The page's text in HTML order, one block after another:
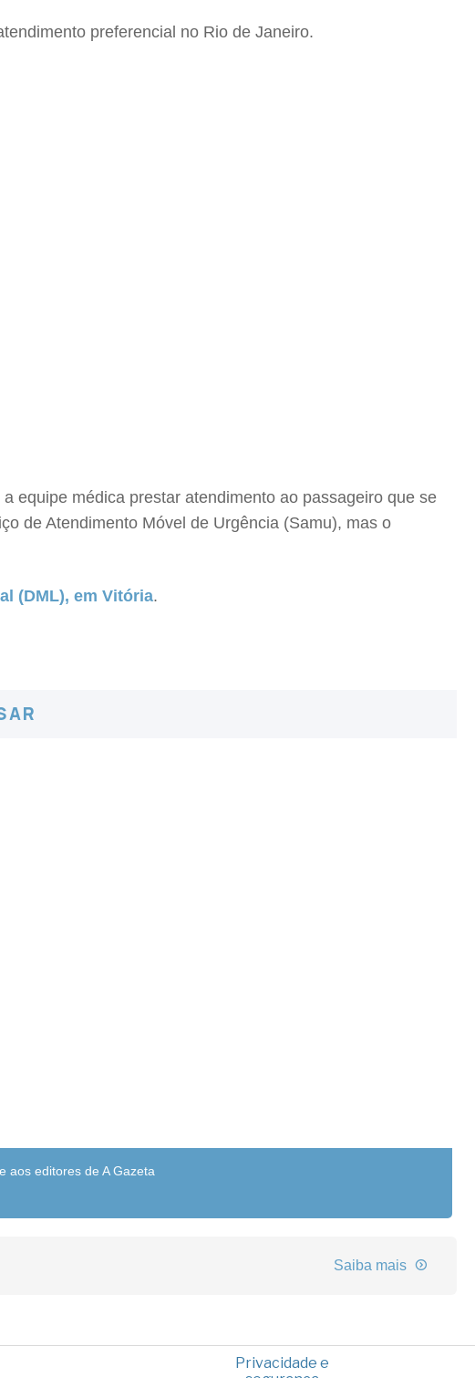
preferencial no Rio de Janeiro.
equipe médica prestar atendimento ao passageiro que se
de Atendimento Móvel de Urgência (Samu), mas o
(DML), em Vitória.
aos editores de A Gazeta
Saiba mais
Privacidade e